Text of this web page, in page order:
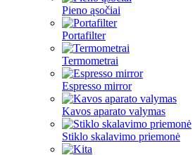
Pieno ąsočiai
Portafilter
Termometrai
Espresso mirror
Kavos aparato valymas
Stiklo skalavimo priemonė